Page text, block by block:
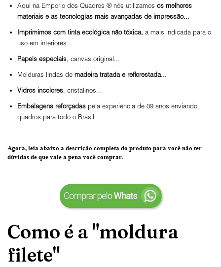
Aqui na Emporio dos Quadros ® nós utilizamos os melhores
materiais e as tecnologias mais avançadas de impressão...
Imprimimos com tinta ecológica não tóxica, a mais indicada para o
uso em interiores...
Papeis especiais, canvas original...
Molduras lindas de madeira tratada e reflorestada...
Vidros incolores, cristalinos...
Embalagens reforçadas pela experiência de 09 anos enviando
quadros para todo o Brasil
Agora, leia abaixo a descrição completa do produto para você não ter
dúvidas de que vale a pena você comprar.
Como é a "moldura
filete"